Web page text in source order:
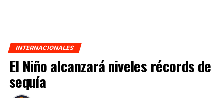
INTERNACIONALES
El Niño alcanzará niveles récords de
sequía